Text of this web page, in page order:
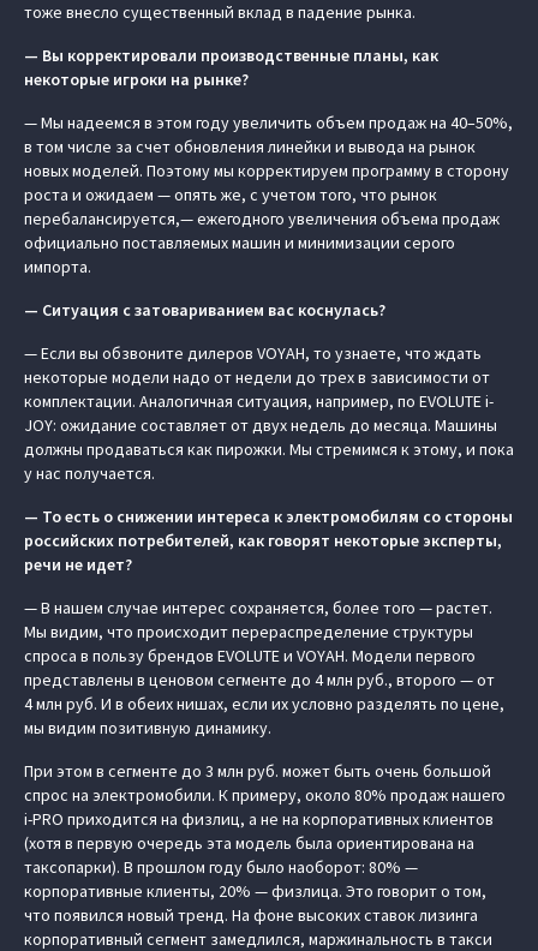
тоже внесло существенный вклад в падение рынка.
— Вы корректировали производственные планы, как
некоторые игроки на рынке?
— Мы надеемся в этом году увеличить объем продаж на 40–50%,
в том числе за счет обновления линейки и вывода на рынок
новых моделей. Поэтому мы корректируем программу в сторону
роста и ожидаем — опять же, с учетом того, что рынок
перебалансируется,— ежегодного увеличения объема продаж
официально поставляемых машин и минимизации серого
импорта.
— Ситуация с затовариванием вас коснулась?
— Если вы обзвоните дилеров VOYAH, то узнаете, что ждать
некоторые модели надо от недели до трех в зависимости от
комплектации. Аналогичная ситуация, например, по EVOLUTE i-
JOY: ожидание составляет от двух недель до месяца. Машины
должны продаваться как пирожки. Мы стремимся к этому, и пока
у нас получается.
— То есть о снижении интереса к электромобилям со стороны
российских потребителей, как говорят некоторые эксперты,
речи не идет?
— В нашем случае интерес сохраняется, более того — растет.
Мы видим, что происходит перераспределение структуры
спроса в пользу брендов EVOLUTE и VOYAH. Модели первого
представлены в ценовом сегменте до 4 млн руб., второго — от
4 млн руб. И в обеих нишах, если их условно разделять по цене,
мы видим позитивную динамику.
При этом в сегменте до 3 млн руб. может быть очень большой
спрос на электромобили. К примеру, около 80% продаж нашего
i-PRO приходится на физлиц, а не на корпоративных клиентов
(хотя в первую очередь эта модель была ориентирована на
таксопарки). В прошлом году было наоборот: 80% —
корпоративные клиенты, 20% — физлица. Это говорит о том,
что появился новый тренд. На фоне высоких ставок лизинга
корпоративный сегмент замедлился, маржинальность в такси